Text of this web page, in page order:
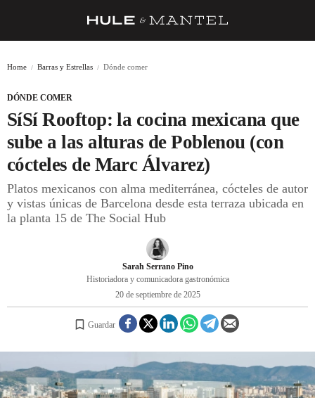
BARRAS Y ESTRELLAS
DÓNDE COMER
ÍDOLOS DE MESAS
CUADERNO DE VIAJE
REGISTRO
INICIAR SESIÓN
Home Barras y Estrellas Dónde comer
DÓNDE COMER
SíSí Rooftop: la cocina mexicana que
sube a las alturas de Poblenou (con
cócteles de Marc Álvarez)
Platos mexicanos con alma mediterránea, cócteles de autor
y vistas únicas de Barcelona desde esta terraza ubicada en
la planta 15 de The Social Hub
Sarah Serrano Pino
Historiadora y comunicadora gastronómica
20 de septiembre de 2025
Guardar